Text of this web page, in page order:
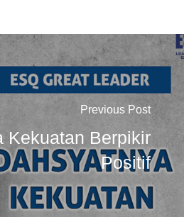
Previous Post
Kekuatan Berpikir
Positif